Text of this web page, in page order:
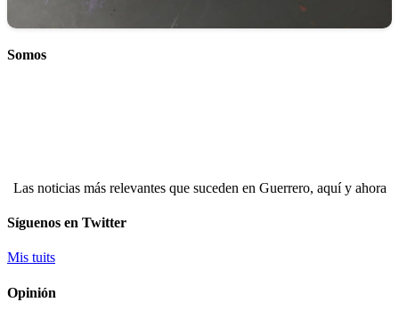
Somos
Las noticias más relevantes que suceden en Guerrero, aquí y ahora
Síguenos en Twitter
Mis tuits
Opinión